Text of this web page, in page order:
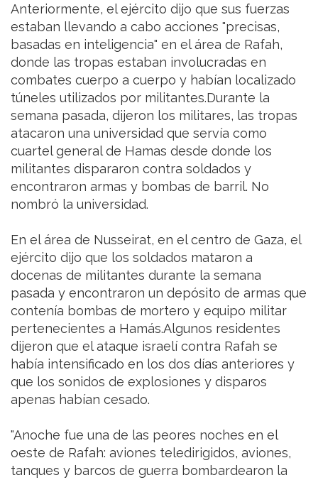
Anteriormente, el ejército dijo que sus fuerzas
estaban llevando a cabo acciones "precisas,
basadas en inteligencia" en el área de Rafah,
donde las tropas estaban involucradas en
combates cuerpo a cuerpo y habían localizado
túneles utilizados por militantes.Durante la
semana pasada, dijeron los militares, las tropas
atacaron una universidad que servía como
cuartel general de Hamas desde donde los
militantes dispararon contra soldados y
encontraron armas y bombas de barril. No
nombró la universidad.
En el área de Nusseirat, en el centro de Gaza, el
ejército dijo que los soldados mataron a
docenas de militantes durante la semana
pasada y encontraron un depósito de armas que
contenía bombas de mortero y equipo militar
pertenecientes a Hamás.Algunos residentes
dijeron que el ataque israelí contra Rafah se
había intensificado en los dos días anteriores y
que los sonidos de explosiones y disparos
apenas habían cesado.
"Anoche fue una de las peores noches en el
oeste de Rafah: aviones teledirigidos, aviones,
tanques y barcos de guerra bombardearon la